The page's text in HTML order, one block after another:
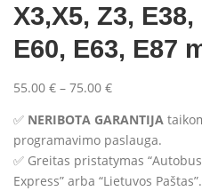
X3,X5, Z3,
E60, E63, E87
55.00 € – 75.00 €
✅ NERIBOTA GARANTIJA
programavimo paslauga.
✅ Greitas pristatymas
Express” arba “Lietuvos Paštas”.